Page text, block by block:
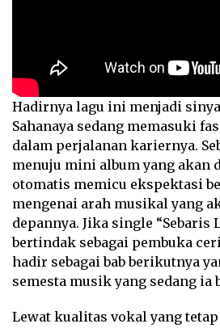
Hadirnya lagu ini menjadi
Sahanaya sedang memasuki
dalam perjalanan kariernya.
menuju mini album yang akan
otomatis memicu ekspektasi
mengenai arah musikal yang
depannya. Jika single “Sebaris
bertindak sebagai pembuka
hadir sebagai bab berikutnya
semesta musik yang sedang ia
Lewat kualitas vokal yang